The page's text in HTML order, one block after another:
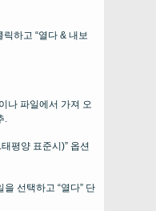
릭하고 “열다 & 내보
나 파일에서 가져 오
.
평양 표준시)” 옵션
선택하고 “열다” 단